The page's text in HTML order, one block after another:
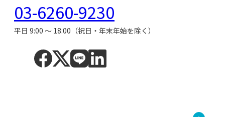
03-6260-9230
平日 9:00 ～ 18:00（祝日・年末年始を除く）